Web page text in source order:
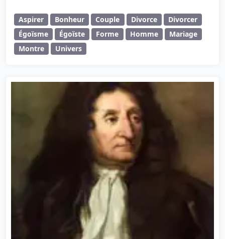
Aspirer Bonheur Couple Divorce
Divorcer
Égoïsme
Égoïste Forme Homme
Mariage
Montre
Univers